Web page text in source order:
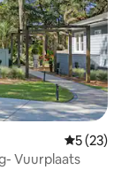
5 (23)
Vuurplaats